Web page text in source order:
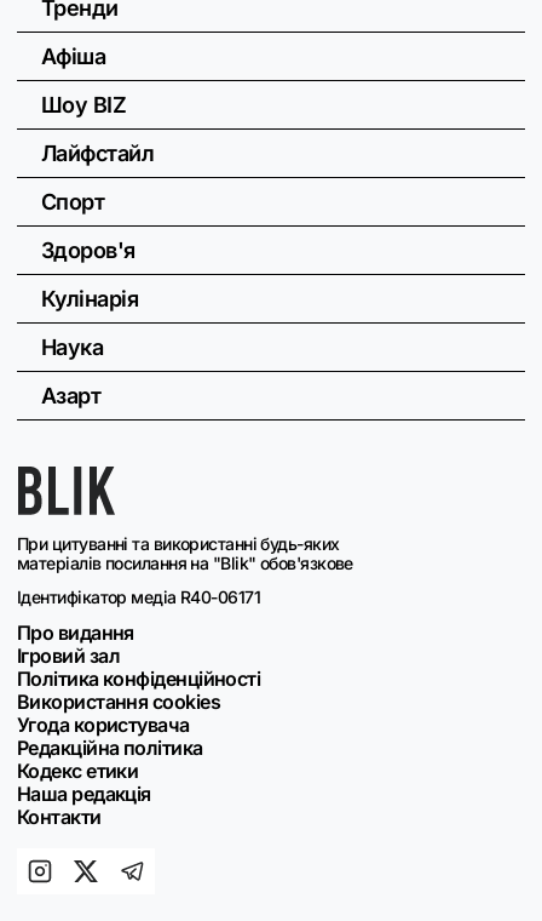
При цитуванні та використанні будь-яких
матеріалів посилання на "Blik" обов'язкове
Ідентифікатор медіа R40-06171
Про видання
Ігровий зал
Політика конфіденційності
Використання cookies
Угода користувача
Редакційна політика
Кодекс етики
Наша редакція
Контакти
Тренди
Афіша
Шоу BIZ
Лайфстайл
Спорт
Здоров'я
Кулінарія
Наука
Азарт